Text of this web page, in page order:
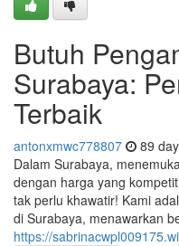
Butuh
Surabaya:
Terbaik
antonxmwc778807 89
Dalam Surabaya,
dengan harga yang
tak perlu khawatir! Kami
di Surabaya, menawarkan
https://